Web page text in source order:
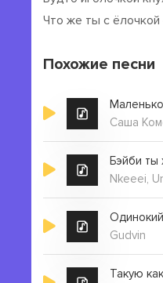
Что же ты с
Похожие песни
Саша
Бэйби ты
Nkeeei,
Gudvin
Такую